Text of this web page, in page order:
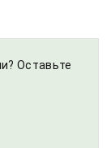
Оставьте